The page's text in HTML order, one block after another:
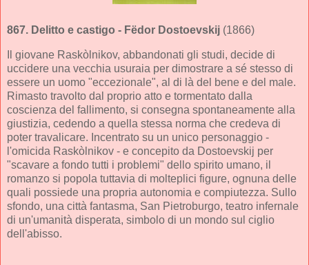
867. Delitto e castigo - Fëdor Dostoevskij (1866)
Il giovane Raskòlnikov, abbandonati gli studi, decide di
uccidere una vecchia usuraia per dimostrare a sé stesso di
essere un uomo "eccezionale", al di là del bene e del male.
Rimasto travolto dal proprio atto e tormentato dalla
coscienza del fallimento, si consegna spontaneamente alla
giustizia, cedendo a quella stessa norma che credeva di
poter travalicare. Incentrato su un unico personaggio -
l'omicida Raskòlnikov - e concepito da Dostoevskij per
"scavare a fondo tutti i problemi" dello spirito umano, il
romanzo si popola tuttavia di molteplici figure, ognuna delle
quali possiede una propria autonomia e compiutezza. Sullo
sfondo, una città fantasma, San Pietroburgo, teatro infernale
di un'umanità disperata, simbolo di un mondo sul ciglio
dell'abisso.